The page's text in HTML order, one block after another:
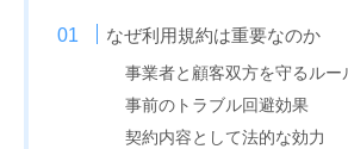
なぜ利用規約は重要なのか
事業者と顧客双方を守るルー
事前のトラブル回避効果
契約内容として法的な効力